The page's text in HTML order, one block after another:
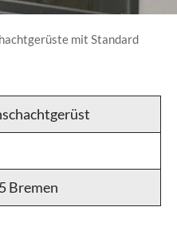
mit Standard
Bremen